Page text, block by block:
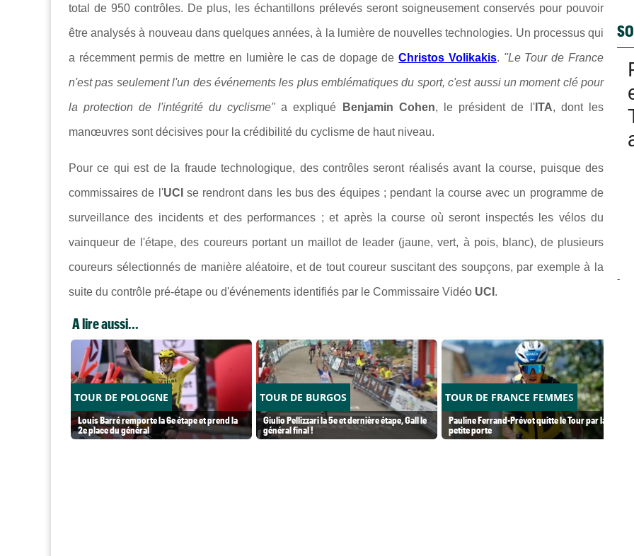
total de 950 contrôles. De plus, les échantillons prélevés seront soigneusement conservés pour pouvoir
être analysés à nouveau dans quelques années, à la lumière de nouvelles technologies. Un processus qui
a récemment permis de mettre en lumière le cas de dopage deChristos Volikakis. "Le Tour de France
n'est pas seulement l'un des événements les plus emblématiques du sport, c'est aussi un moment clé pour
la protection de l'intégrité du cyclisme"a expliqué Benjamin Cohen, le président de l'ITA, dont les
manœuvres sont décisives pour la crédibilité du cyclisme de haut niveau.
Pour ce qui est de la fraude technologique, des contrôles seront réalisés avant la course, puisque des
commissaires de l'UCI se rendront dans les bus des équipes ; pendant la course avec un programme de
surveillance des incidents et des performances ; et après la course où seront inspectés les vélos du
vainqueur de l'étape, des coureurs portant un maillot de leader (jaune, vert, à pois, blanc), de plusieurs
coureurs sélectionnés de manière aléatoire, et de tout coureur suscitant des soupçons, par exemple à la
suite du contrôle pré-étape ou d'événements identifiés par le Commissaire Vidéo UCI .
A lire aussi...
TOUR DE POLOGNE
Louis Barré remporte la 6e étape et prend la
2e place du général
TOUR DE BURGOS
Giulio Pellizzari la 5e et dernière étape, Gall le
général final !
TOUR DE FRANCE FEMMES
Pauline Ferrand-Prévot quitte le Tour par la
petite porte
-